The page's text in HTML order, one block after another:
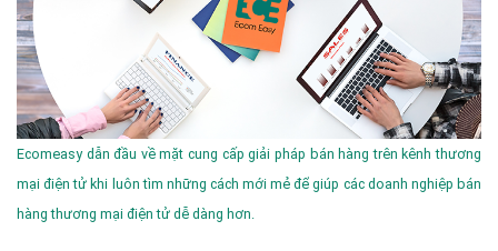
Ecomeasy dẫn đầu về mặt cung cấp giải pháp bán hàng trên kênh thương
mại điện tử khi luôn tìm những cách mới mẻ để giúp các doanh nghiệp bán
hàng thương mại điện tử dễ dàng hơn.